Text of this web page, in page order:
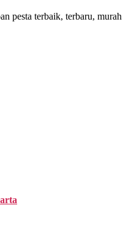
pesta terbaik, terbaru, murah